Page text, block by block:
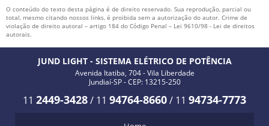
O conteúdo do texto desta página é de direito reservado. Sua reprodução, parcial ou
total, mesmo citando nossos links, é proibida sem a autorização do autor. Crime de
violação de direito autoral – artigo 184 do Código Penal – Lei 9610/98 - Lei de direitos
autorais.
JUND LIGHT - SISTEMA ELÉTRICO DE POTÊNCIA
Avenida Itatiba, 704 - Vila Liberdade
Jundiaí-SP - CEP: 13215-250
11 2449-3428/ 11 94764-8660/ 11 94734-7773